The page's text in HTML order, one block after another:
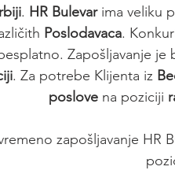
. HR Bulevar ima veliku
Poslodavaca.
Zapošljavanje je
. Za potrebe Klijenta iz
poslove na poziciji
zapošljavanje HR